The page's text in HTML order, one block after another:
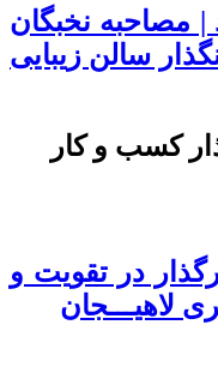
| مصاحبه نخبگان
سالن زیبایی
کسب و کار
در تقویت و
لاهیـــجان